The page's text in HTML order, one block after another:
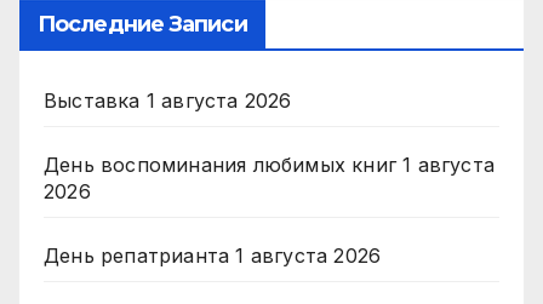
Последние Записи
Выставка 1 августа 2026
День воспоминания любимых книг 1 августа
2026
День репатрианта 1 августа 2026